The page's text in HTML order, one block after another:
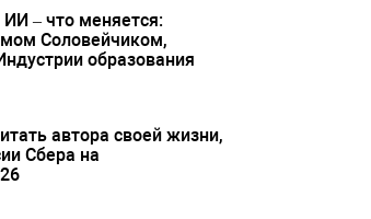
– что меняется:
Соловейчиком,
образования
автора своей жизни,
Сбера на